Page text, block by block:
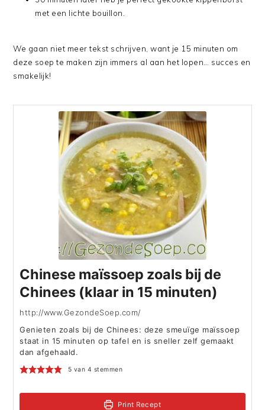
met een lichte bouillon.
We gaan niet meer tekst schrijven, want je 15 minuten om
deze soep te maken zijn immers al aan het lopen… succes en
smakelijk!
Chinese maïssoep zoals bij de
Chinees (klaar in 15 minuten)
http://www.GezondeSoep.com/
Genieten zoals bij de Chinees: deze smeuïge maïssoep
staat in 15 minuten op tafel en is sneller zelf gemaakt
dan afgehaald.
5 van 4 stemmen
Print Recept